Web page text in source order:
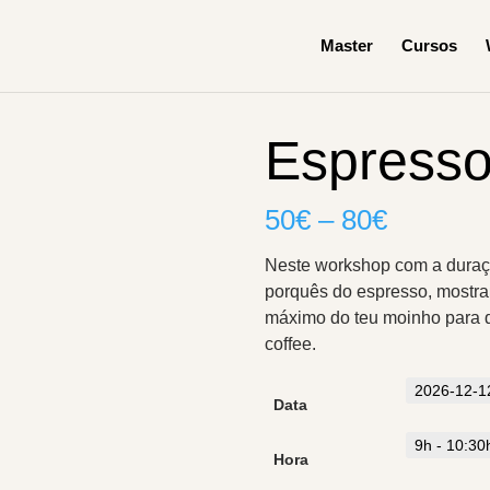
Master Cursos
50€ – 80€
Neste workshop com a
porquês do espresso,
máximo do teu moinho para
coffee.
Data
Hora